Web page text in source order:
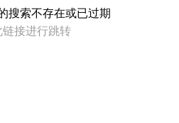
搜索不存在或已过期
链接进行跳转